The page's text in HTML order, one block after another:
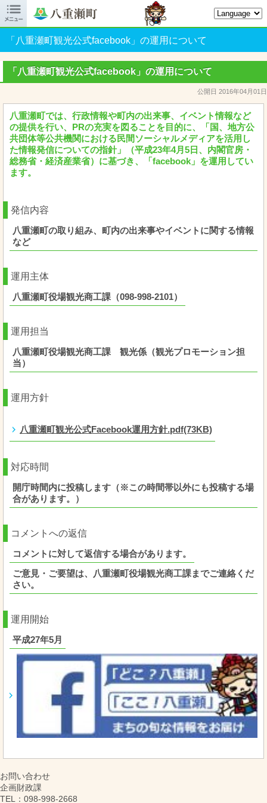
 八重瀬町オフィシャルサイト
「八重瀬町観光公式facebook」の運用について
「八重瀬町観光公式facebook」の運用について
公開日 2016年04月01日
八重瀬町では、行政情報や町内の出来事、イベント情報など
の提供を行い、PRの充実を図ることを目的に、「国、地方公
共団体等公共機関における民間ソーシャルメディアを活用し
た情報発信についての指針」（平成23年4月5日、内閣官房・
総務省・経済産業省）に基づき、「facebook」を運用してい
ます。
発信内容
八重瀬町の取り組み、町内の出来事やイベントに関する情報
など
運用主体
八重瀬町役場観光商工課（098-998-2101）
運用担当
八重瀬町役場観光商工課 観光係（観光プロモーション担
当）
運用方針
八重瀬町観光公式Facebook運用方針.pdf(73KB)
対応時間
開庁時間内に投稿します（※この時間帯以外にも投稿する場
合があります。）
コメントへの返信
コメントに対して返信する場合があります。
ご意見・ご要望は、八重瀬町役場観光商工課までご連絡くだ
さい。
運用開始
平成27年5月
お問い合わせ
企画財政課
TEL ：098-998-2668